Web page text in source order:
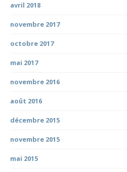
avril 2018
novembre 2017
octobre 2017
mai 2017
novembre 2016
août 2016
décembre 2015
novembre 2015
mai 2015